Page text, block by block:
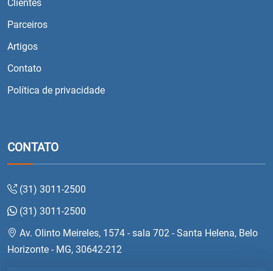
Clientes
Parceiros
Artigos
Contato
Política de privacidade
CONTATO
(31) 3011-2500
(31) 3011-2500
Av. Olinto Meireles, 1574 - sala 702 - Santa Helena, Belo
Horizonte - MG, 30642-212